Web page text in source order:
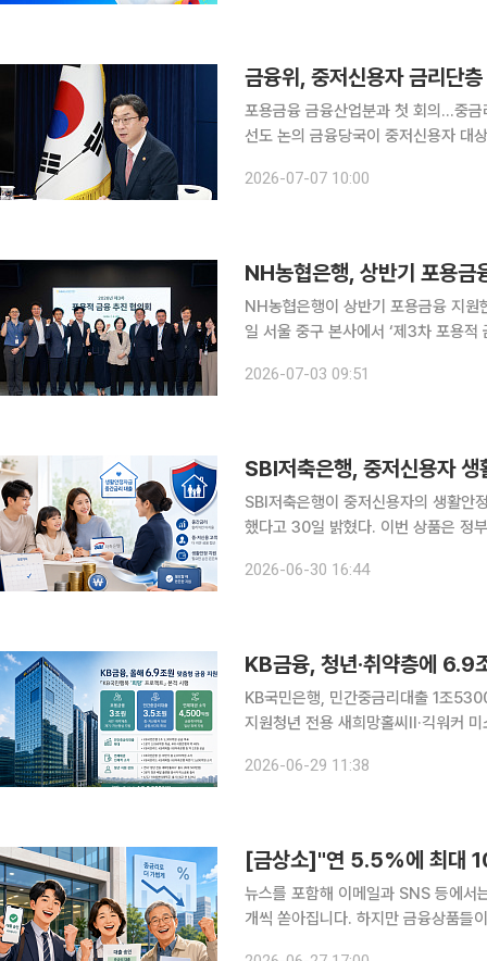
금융위, 중저신용자 금리단
포용금융 금융산업분과 첫 회의…중
선도 논의 금융당국이 중저신용자 대상 자금 공급을 늘리고 업권 간 금리 격차를 줄이기 위한 제도
2026-07-07 10:00
NH농협은행이 상반기 포용금융 지원현황 점
일 서울 중구 본사에서 ‘제3차 포용적 금융 추
를 성실히 이행중인 고객을 대상으로
2026-07-03 09:51
SBI저축은행, 중저신용자
SBI저축은행이 중저신용자의 생활안
했다고 30일 밝혔다. 이번 상품은 정부의 포용금융 정책과 금융당국의 중금리대출 활성화 기조에
선 출시되는 상품으로, SBI저축은행
2026-06-30 16:44
KB금융, 청년·취약층에 6.9
KB국민은행, 민간중금리대출 1조
지원청년 전용 새희망홀씨Ⅱ·긱워커 미소금융 연내 추진 KB금융이
성장을 위한 'KB국민행복 희망 프로
2026-06-29 11:38
뉴스를 포함해 이메일과 SNS 등에서
개씩 쏟아집니다. 하지만 금융상품들